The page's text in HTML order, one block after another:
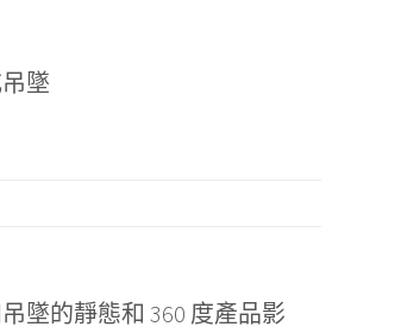
墜
墜的靜態和 360 度產品影